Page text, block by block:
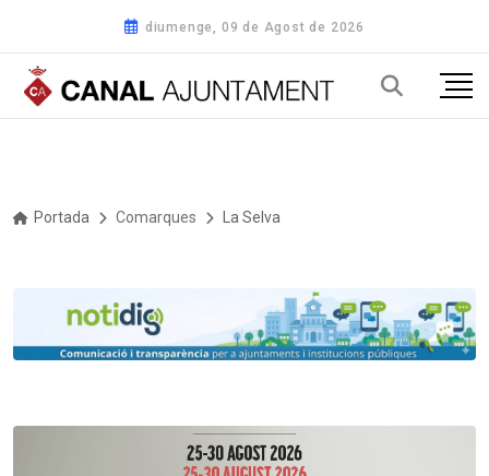
diumenge, 09 de Agost de 2026
Portada Comarques La Selva